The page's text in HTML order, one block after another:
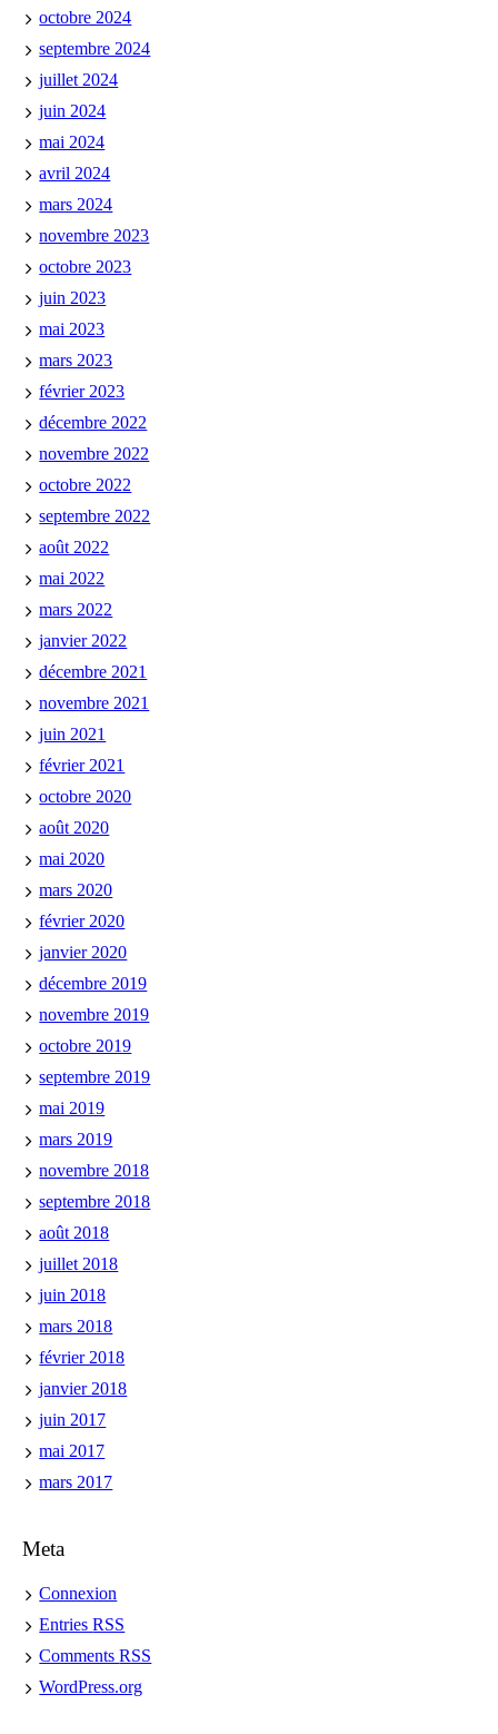
octobre 2024
septembre 2024
juillet 2024
juin 2024
mai 2024
avril 2024
mars 2024
novembre 2023
octobre 2023
juin 2023
mai 2023
mars 2023
février 2023
décembre 2022
novembre 2022
octobre 2022
septembre 2022
août 2022
mai 2022
mars 2022
janvier 2022
décembre 2021
novembre 2021
juin 2021
février 2021
octobre 2020
août 2020
mai 2020
mars 2020
février 2020
janvier 2020
décembre 2019
novembre 2019
octobre 2019
septembre 2019
mai 2019
mars 2019
novembre 2018
septembre 2018
août 2018
juillet 2018
juin 2018
mars 2018
février 2018
janvier 2018
juin 2017
mai 2017
mars 2017
Meta
Connexion
EntriesRSS
CommentsRSS
WordPress.org